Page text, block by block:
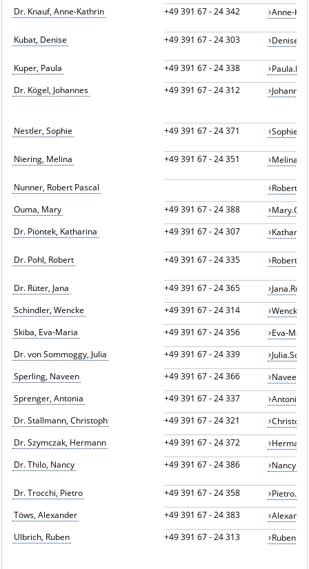
Dr. Knauf, Anne-Kathrin +49 391 67 - 24 342 Anne-
Kubat, Denise +49 391 67 - 24 303
Kuper, Paula +49 391 67 - 24 338
Dr. Kögel, Johannes
+49 391 67 - 24 312
Nestler, Sophie +49 391 67 - 24 371
Niering, Melina +49 391 67 - 24 351
Nunner, Robert Pascal
Ouma, Mary
+49 391 67 - 24 388
Dr. Piontek, Katharina
+49 391 67 - 24 307
Dr. Pohl, Robert +49 391 67 - 24 335
Dr. Rüter, Jana +49 391 67 - 24 365
Schindler, Wencke
+49 391 67 - 24 314
Skiba, Eva-Maria
+49 391 67 - 24 356
Eva-
Dr. von Sommoggy, Julia
+49 391 67 - 24 339
Sperling, Naveen
+49 391 67 - 24 366
Sprenger, Antonia
+49 391 67 - 24 337
Dr. Stallmann, Christoph
+49 391 67 - 24 321
Dr. Szymczak, Hermann
+49 391 67 - 24 372
Dr. Thilo, Nancy
+49 391 67 - 24 386
Dr. Trocchi, Pietro +49 391 67 - 24 358
Töws, Alexander
+49 391 67 - 24 383
Ulbrich, Ruben
+49 391 67 - 24 313